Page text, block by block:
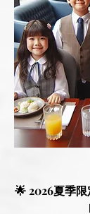
🌟 2026夏季